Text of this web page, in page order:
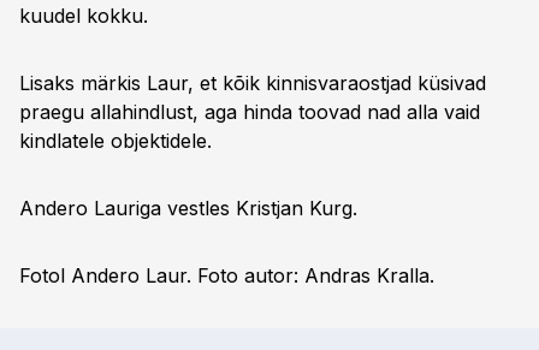
kuudel kokku.
Lisaks märkis Laur, et kõik kinnisvaraostjad küsivad
praegu allahindlust, aga hinda toovad nad alla vaid
kindlatele objektidele.
Andero Lauriga vestles Kristjan Kurg.
Fotol Andero Laur. Foto autor: Andras Kralla.